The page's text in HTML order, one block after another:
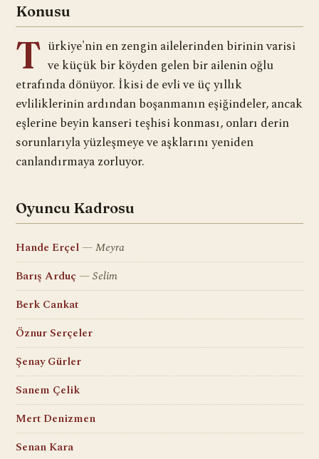
Konusu
T ürkiye'nin en zengin ailelerinden birinin varisi
ve küçük bir köyden gelen bir ailenin oğlu
etrafında dönüyor. İkisi de evli ve üç yıllık
evliliklerinin ardından boşanmanın eşiğindeler, ancak
eşlerine beyin kanseri teşhisi konması, onları derin
sorunlarıyla yüzleşmeye ve aşklarını yeniden
canlandırmaya zorluyor.
Oyuncu Kadrosu
Hande Erçel
Meyra
Barış Arduç
Selim
Berk Cankat
Öznur Serçeler
Şenay Gürler
Sanem Çelik
Mert Denizmen
Senan Kara